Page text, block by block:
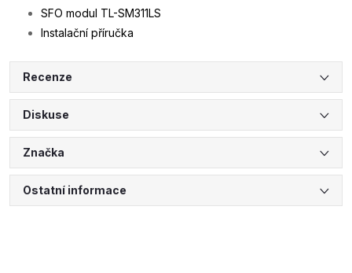
SFO modul TL-SM311LS
Instalační příručka
Recenze
Diskuse
Značka
Ostatní informace